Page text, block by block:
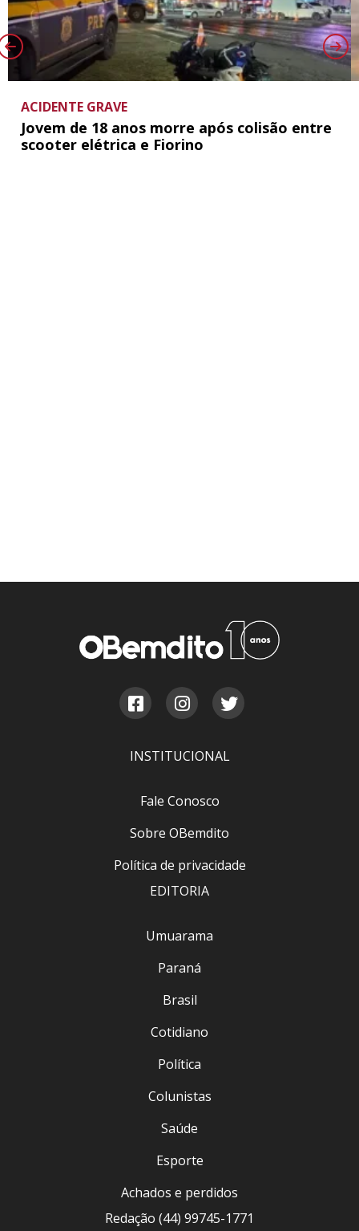
ACIDENTE GRAVE
Jovem de 18 anos morre após colisão entre
scooter elétrica e Fiorino
INSTITUCIONAL
Fale Conosco
Sobre OBemdito
Política de privacidade
EDITORIA
Umuarama
Paraná
Brasil
Cotidiano
Política
Colunistas
Saúde
Esporte
Achados e perdidos
Redação (44) 99745-1771